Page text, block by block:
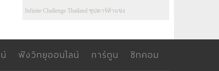
Infinite Challenge Thailand ซุปตาร์ท้าแข่ง
ฟังวิทยุออนไลน์ การ์ตูน ซิทคอม